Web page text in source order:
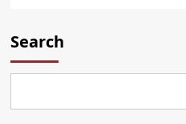
Search